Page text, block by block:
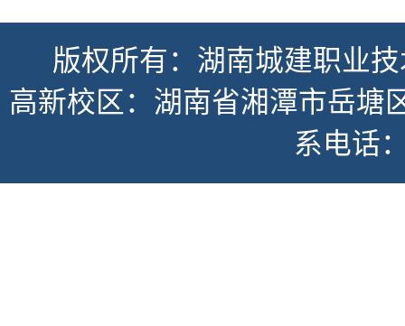
版权所有：湖南城建职业
高新校区：湖南省湘潭市岳
系电话